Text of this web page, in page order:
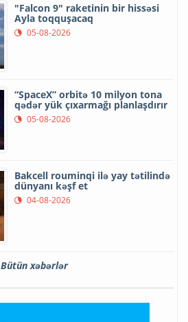
"Falcon 9" raketinin bir hissəsi
Ayla toqquşacaq
05-08-2026
“SpaceX” orbitə 10 milyon tona
qədər yük çıxarmağı planlaşdırır
05-08-2026
Bakcell rouminqi ilə yay tətilində
dünyanı kəşf et
04-08-2026
Bütün xəbərlər